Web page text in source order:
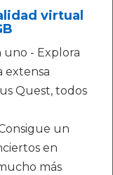
virtual
- Explora
extensa
Quest, todos
un
en
más